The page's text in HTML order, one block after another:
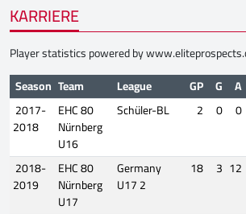
KARRIERE
Player statistics powered by
Season Team League GP G A
2017-
2018
EHC 80
Nürnberg
U16
Schüler-BL 2 0 0
2018-
2019
EHC 80
Nürnberg
U17
Germany
U17 2
18 3 12